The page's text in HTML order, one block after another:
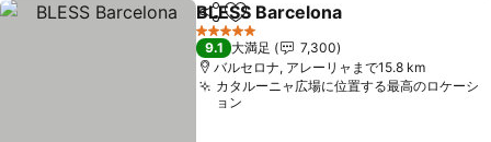
シェアお気に入りに追加
BLESS Barcelona
5 ホテルのランク
9.1 大満足
7,300
バルセロナ, アレーリャまで15.8 km
カタルーニャ広場に位置する最高のロケーシ
ョン